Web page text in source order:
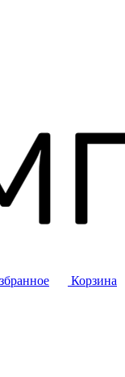
Корзина